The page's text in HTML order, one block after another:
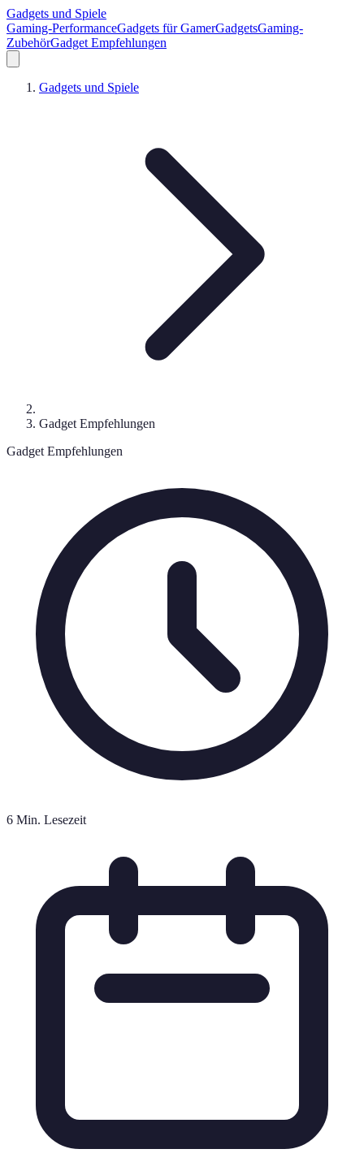
Gadgets und Spiele
Gaming-PerformanceGadgets für GamerGadgetsGaming-
ZubehörGadget Empfehlungen
Gadgets und Spiele
Gadget Empfehlungen
Gadget Empfehlungen
6 Min. Lesezeit